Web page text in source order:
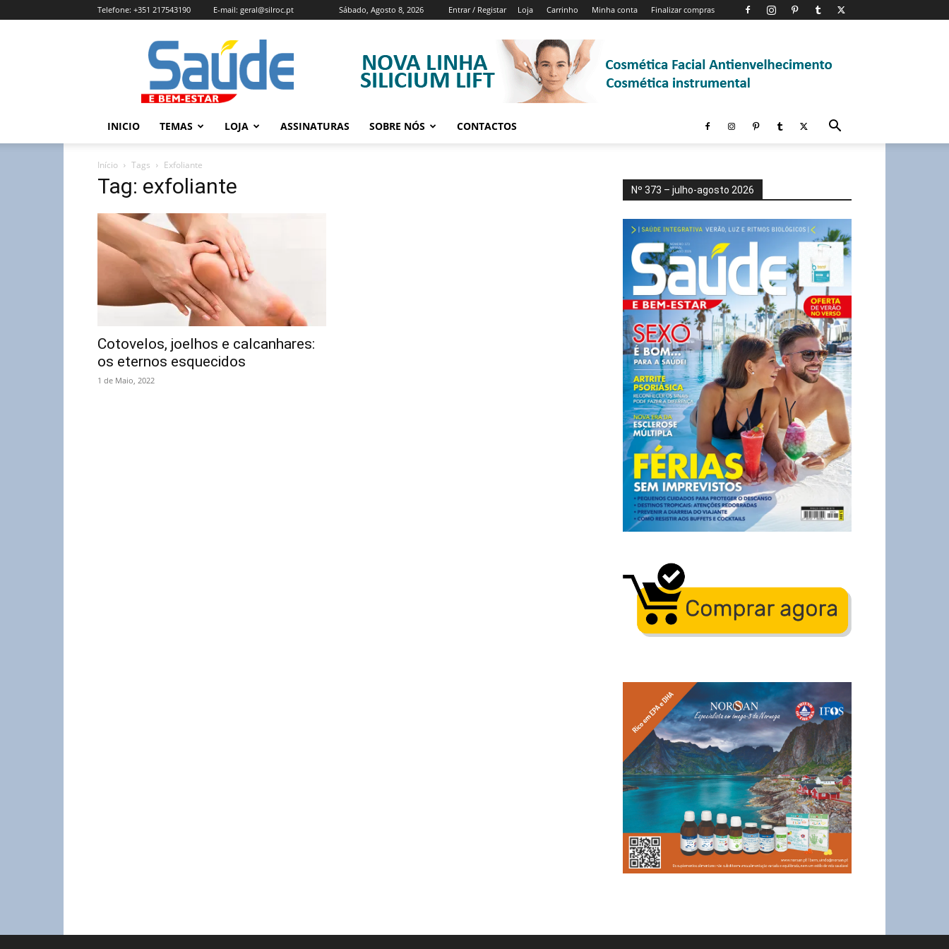
Sábado, Agosto 8, 2026 Entrar / Registar Loja Carrinho Minha conta Finalizar compras
Telefone: +351 217543190 E-mail: geral@silroc.pt
Revista
Saúde
e
Bem
Estar
Edição
INICIO TEMAS LOJA ASSINATURAS SOBRE NÓS CONTACTOS
Início Tags Exfoliante
Tag: exfoliante
Cotovelos, joelhos e calcanhares:
os eternos esquecidos
1 de Maio, 2022
Nº 373 – julho-agosto 2026